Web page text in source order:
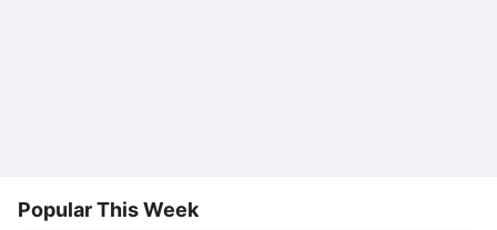
Popular This Week